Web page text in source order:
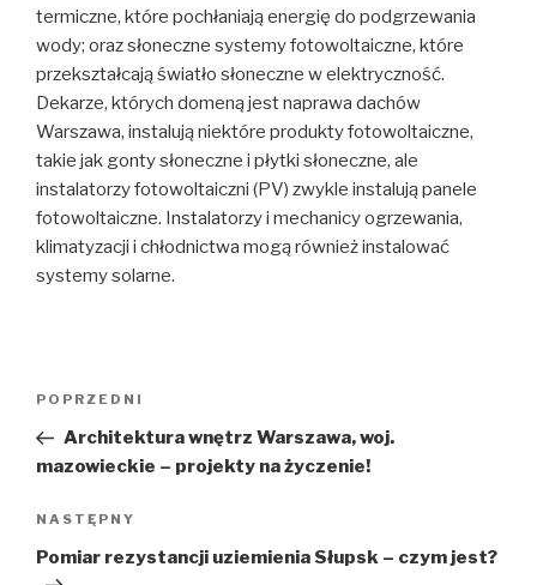
termiczne, które pochłaniają energię do podgrzewania
wody; oraz słoneczne systemy fotowoltaiczne, które
przekształcają światło słoneczne w elektryczność.
Dekarze, których domeną jest naprawa dachów
Warszawa, instalują niektóre produkty fotowoltaiczne,
takie jak gonty słoneczne i płytki słoneczne, ale
instalatorzy fotowoltaiczni (PV) zwykle instalują panele
fotowoltaiczne. Instalatorzy i mechanicy ogrzewania,
klimatyzacji i chłodnictwa mogą również instalować
systemy solarne.
Poprzedni
wpis
POPRZEDNI
Architektura wnętrz Warszawa, woj.
mazowieckie – projekty na życzenie!
Następny
wpis
NASTĘPNY
Pomiar rezystancji uziemienia Słupsk – czym jest?